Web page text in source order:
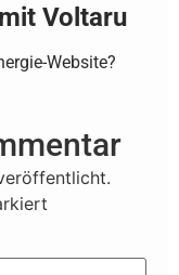
Voltaru
Website?